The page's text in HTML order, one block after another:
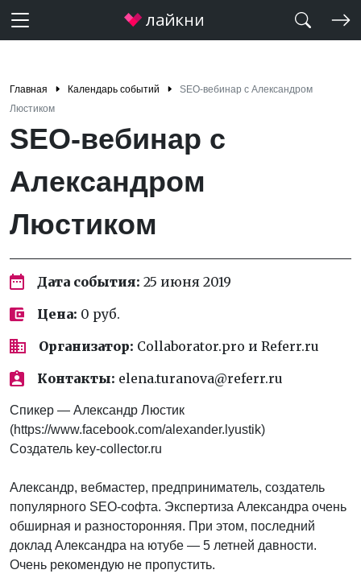
Главная Календарь событий
SEO-вебинар с Александром
Люстиком
SEO-вебинар с
Александром
Люстиком
Дата события: 25 июня 2019
Цена: 0 руб.
Организатор: Collaborator.pro и Referr.ru
Контакты: elena.turanova@referr.ru
Спикер — Александр Люстик
(https://www.facebook.com/alexander.lyustik)
Создатель key-collector.ru
Александр, вебмастер, предприниматель, создатель
популярного SEO-софта. Экспертиза Александра очень
обширная и разносторонняя. При этом, последний
доклад Александра на ютубе — 5 летней давности.
Очень рекомендую не пропустить.